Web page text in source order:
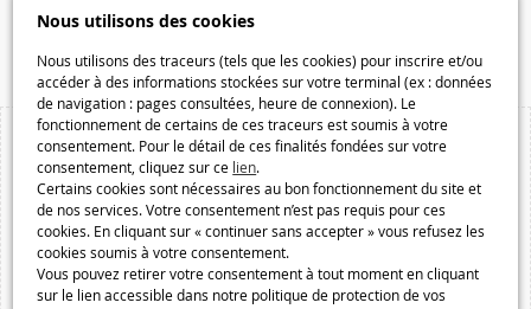
Nous utilisons des cookies
Nous utilisons des traceurs (tels que les cookies) pour inscrire et/ou
accéder à des informations stockées sur votre terminal (ex : données
de navigation : pages consultées, heure de connexion). Le
fonctionnement de certains de ces traceurs est soumis à votre
consentement. Pour le détail de ces finalités fondées sur votre
consentement, cliquez sur ce lien.
Certains cookies sont nécessaires au bon fonctionnement du site et
de nos services. Votre consentement n’est pas requis pour ces
cookies. En cliquant sur « continuer sans accepter » vous refusez les
cookies soumis à votre consentement.
Vous pouvez retirer votre consentement à tout moment en cliquant
sur le lien accessible dans notre politique de protection de vos